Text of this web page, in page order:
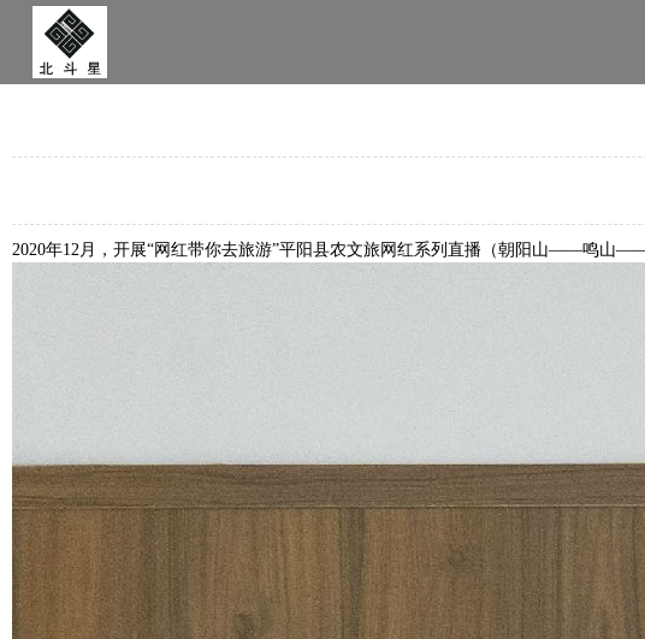
2020年12月，开展“网红带你去旅游”平阳县农文旅网红系列直播（朝阳山——